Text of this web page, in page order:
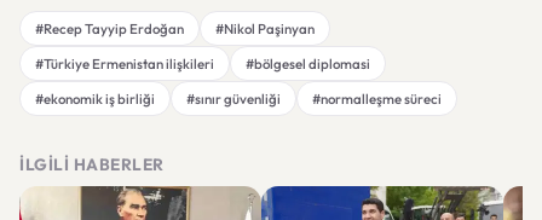
#Recep Tayyip Erdoğan
#Nikol Paşinyan
#Türkiye Ermenistan ilişkileri
#bölgesel diplomasi
#ekonomik iş birliği
#sınır güvenliği #normalleşme süreci
İLGILI HABERLER